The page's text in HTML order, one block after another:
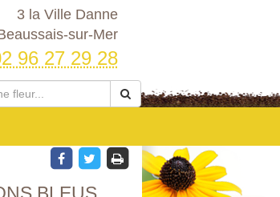
3 la Ville Danne
sur-Mer
96 27 29 28